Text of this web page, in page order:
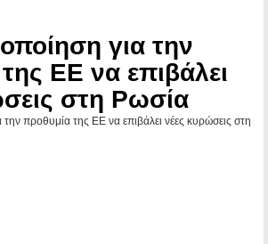
για την
ΕΕ να επιβάλει
στη Ρωσία